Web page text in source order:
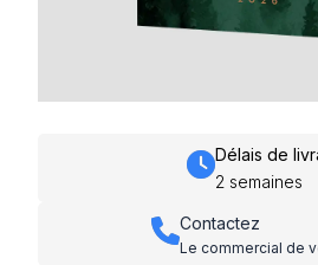
Délais de
2 semaines
Contactez
Le commercial de